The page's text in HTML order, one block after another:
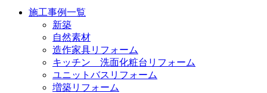
施工事例一覧
新築
自然素材
造作家具リフォーム
キッチン 洗面化粧台リフォーム
ユニットバスリフォーム
増築リフォーム